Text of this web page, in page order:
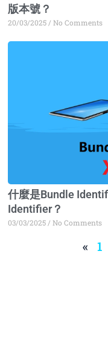
版本號？
20/03/2025 No Comments
什麼是Bundle
Identifier？
03/03/2025 No Comments
« 1